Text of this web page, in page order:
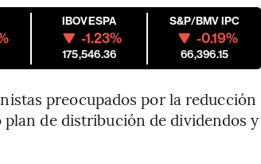
IBOVESPA
-1.23%
175,546.36
S&P/BMV IPC
-0.19%
66,396.15
preocupados por la reducción
de distribución de dividendos y